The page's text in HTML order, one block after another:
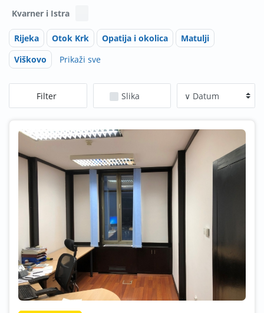
Kvarner i Istra
Rijeka Otok Krk Opatija i okolica
Matulji
Viškovo
Prikaži sve
Filter Slika